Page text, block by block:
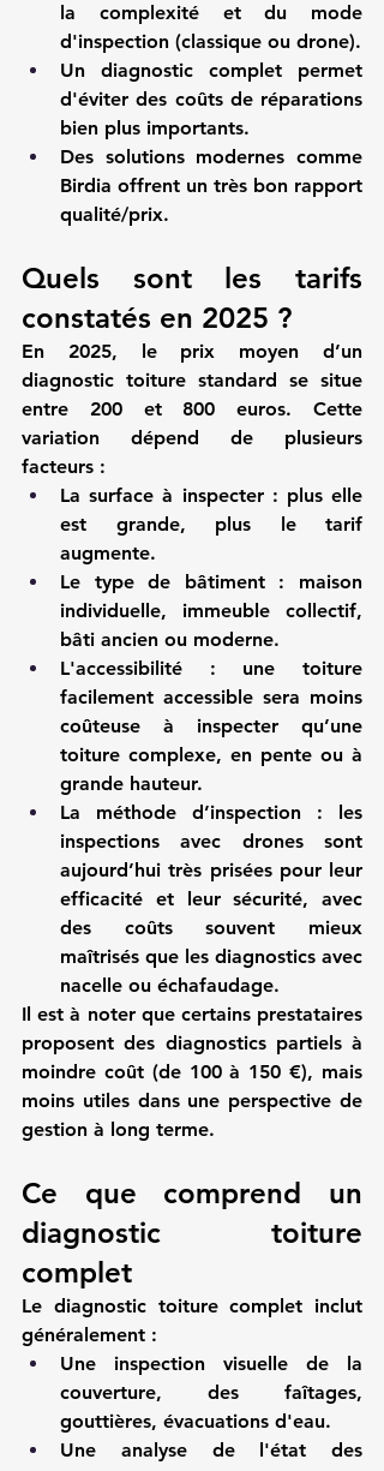
la complexité et du mode
d'inspection (classique ou drone).
Un diagnostic complet permet
d'éviter des coûts de réparations
bien plus importants.
Des solutions modernes comme
Birdia offrent un très bon rapport
qualité/prix.
Quels sont les tarifs
constatés en 2025 ?
En 2025, le prix moyen d’un
diagnostic toiture standard se situe
entre 200 et 800 euros. Cette
variation dépend de plusieurs
facteurs :
La surface à inspecter : plus elle
est grande, plus le tarif
augmente.
Le type de bâtiment : maison
individuelle, immeuble collectif,
bâti ancien ou moderne.
L'accessibilité : une toiture
facilement accessible sera moins
coûteuse à inspecter qu’une
toiture complexe, en pente ou à
grande hauteur.
La méthode d’inspection : les
inspections avec drones sont
aujourd’hui très prisées pour leur
efficacité et leur sécurité, avec
des coûts souvent mieux
maîtrisés que les diagnostics avec
nacelle ou échafaudage.
Il est à noter que certains prestataires
proposent des diagnostics partiels à
moindre coût (de 100 à 150 €), mais
moins utiles dans une perspective de
gestion à long terme.
Ce que comprend un
diagnostic toiture
complet
Le diagnostic toiture complet inclut
généralement :
Une inspection visuelle de la
couverture, des faîtages,
gouttières, évacuations d'eau.
Une analyse de l'état des